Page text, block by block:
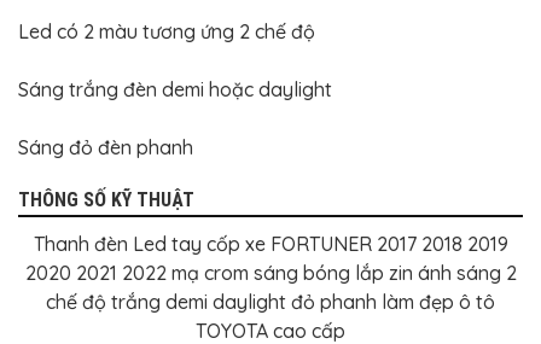
GHẾ
DA
TÔ
KIỆN
XE
CẤP
ĐỒ
CHƠI
XE
ĐẠP
Led có 2 màu tương ứng 2 chế độ
Sáng trắng đèn demi hoặc daylight
Sáng đỏ đèn phanh
THÔNG SỐ KỸ THUẬT
Thanh đèn Led tay cốp xe FORTUNER 2017 2018 2019
2020 2021 2022 mạ crom sáng bóng lắp zin ánh sáng 2
chế độ trắng demi daylight đỏ phanh làm đẹp ô tô
TOYOTA cao cấp